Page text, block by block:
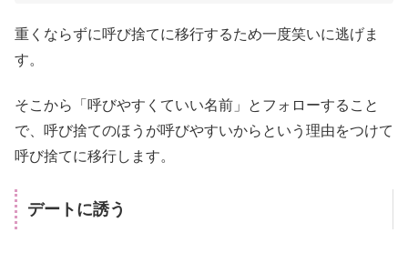
重くならずに呼び捨てに移行するため一度笑いに逃げま
す。
そこから「呼びやすくていい名前」とフォローすること
で、呼び捨てのほうが呼びやすいからという理由をつけて
呼び捨てに移行します。
デートに誘う